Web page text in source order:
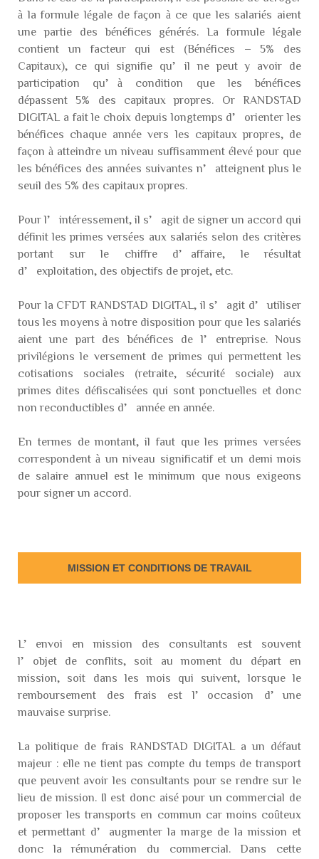
à la formule légale de façon à ce que les salariés aient
une partie des bénéfices générés. La formule légale
contient un facteur qui est (Bénéfices – 5% des
Capitaux), ce qui signifie qu’il ne peut y avoir de
participation qu’à condition que les bénéfices
dépassent 5% des capitaux propres. Or RANDSTAD
DIGITAL a fait le choix depuis longtemps d’orienter les
bénéfices chaque année vers les capitaux propres, de
façon à atteindre un niveau suffisamment élevé pour que
les bénéfices des années suivantes n’atteignent plus le
seuil des 5% des capitaux propres.
Pour l’intéressement, il s’agit de signer un accord qui
définit les primes versées aux salariés selon des critères
portant sur le chiffre d’affaire, le résultat
d’exploitation, des objectifs de projet, etc.
Pour la CFDT RANDSTAD DIGITAL, il s’agit d’utiliser
tous les moyens à notre disposition pour que les salariés
aient une part des bénéfices de l’entreprise. Nous
privilégions le versement de primes qui permettent les
cotisations sociales (retraite, sécurité sociale) aux
primes dites défiscalisées qui sont ponctuelles et donc
non reconductibles d’année en année.
En termes de montant, il faut que les primes versées
correspondent à un niveau significatif et un demi mois
de salaire annuel est le minimum que nous exigeons
pour signer un accord.
MISSION ET CONDITIONS DE TRAVAIL
L’envoi en mission des consultants est souvent
l’objet de conflits, soit au moment du départ en
mission, soit dans les mois qui suivent, lorsque le
remboursement des frais est l’occasion d’une
mauvaise surprise.
La politique de frais RANDSTAD DIGITAL a un défaut
majeur : elle ne tient pas compte du temps de transport
que peuvent avoir les consultants pour se rendre sur le
lieu de mission. Il est donc aisé pour un commercial de
proposer les transports en commun car moins coûteux
et permettant d’augmenter la marge de la mission et
donc la rémunération du commercial. Dans cette